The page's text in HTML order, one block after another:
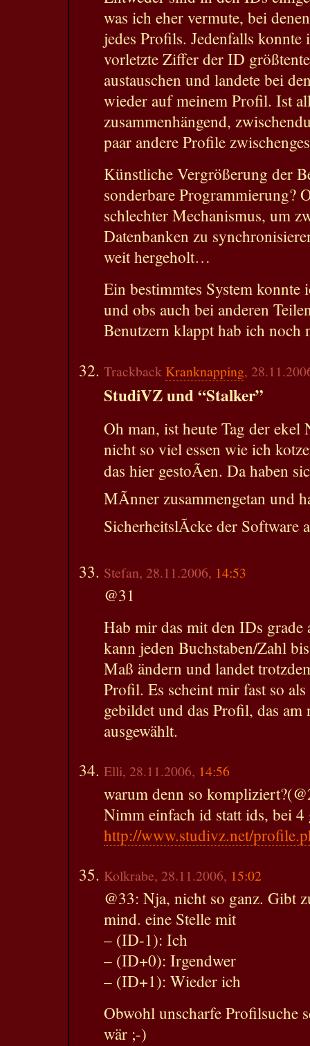
was ich eher vermute, bei
jedes Profils. Jedenfalls
vorletzte Ziffer der ID
austauschen und landete bei
wieder auf meinem Profil. Ist
zusammenhängend,
paar andere Profile
Künstliche Vergrößerung der
sonderbare Programmierung?
schlechter Mechanismus, um
Datenbanken zu
weit hergeholt…
Ein bestimmtes System konnte
und obs auch bei anderen
Benutzern klappt hab ich noch
Trackback Kranknapping,
StudiVZ und “Stalker”
Oh man, ist heute Tag der ekel
nicht so viel essen wie ich
das hier gestoÃen. Da haben
MÃnner zusammengetan und
SicherheitslÃcke der
Stefan, 28.11.2006, 14:53
@31
Hab mir das mit den IDs grade
kann jeden Buchstaben/Zahl
Maß ändern und landet
Profil. Es scheint mir fast so
gebildet und das Profil, das am
ausgewählt.
Elli, 28.11.2006, 14:56
warum denn so
Nimm einfach id statt ids, bei
http://www.studivz.net/
Kolkrabe, 28.11.2006, 15:02
@33: Nja, nicht so ganz. Gibt
mind. eine Stelle mit
– (ID-1): Ich
– (ID+0): Irgendwer
– (ID+1): Wieder ich
Obwohl unscharfe Profilsuche
wär ;-)